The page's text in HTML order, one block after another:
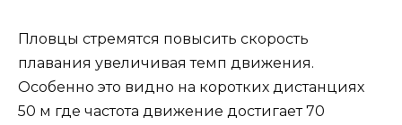
Пловцы стремятся повысить скорость
плавания увеличивая темп движения.
Особенно это видно на коротких дистанциях
50 м где частота движение достигает 70